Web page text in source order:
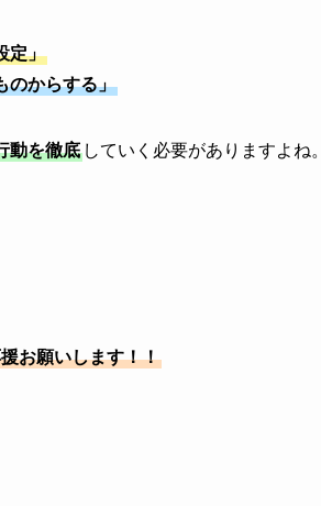
定」
のからする」
動を徹底 していく必要がありますよね。
お願いします！！